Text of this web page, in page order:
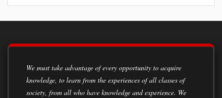
We must take advantage of every opportunity to acquire
knowledge, to learn from the experiences of all classes of
society, from all who have knowledge and experience. We